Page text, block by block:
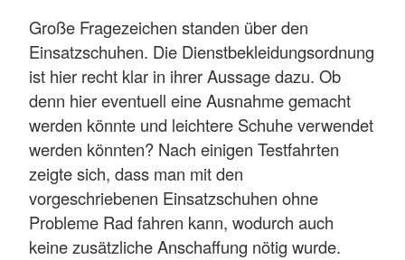
Große Fragezeichen standen über den
Einsatzschuhen. Die Dienstbekleidungsordnung
ist hier recht klar in ihrer Aussage dazu. Ob
denn hier eventuell eine Ausnahme gemacht
werden könnte und leichtere Schuhe verwendet
werden könnten? Nach einigen Testfahrten
zeigte sich, dass man mit den
vorgeschriebenen Einsatzschuhen ohne
Probleme Rad fahren kann, wodurch auch
keine zusätzliche Anschaffung nötig wurde.